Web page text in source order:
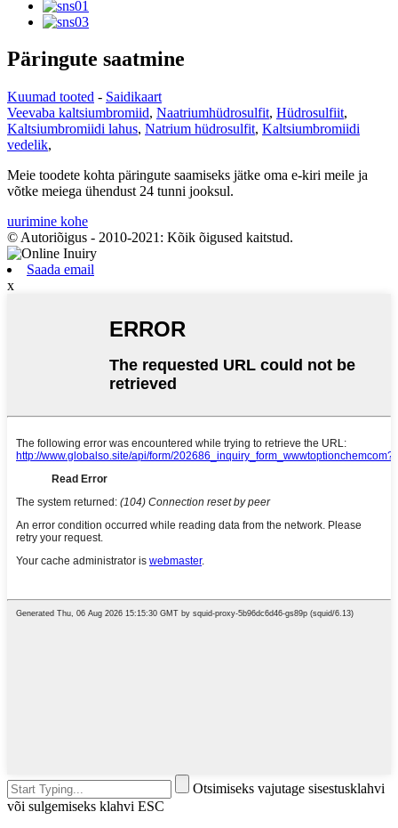
Päringute saatmine
Kuumad tooted - Saidikaart
Veevaba kaltsiumbromiid, Naatriumhüdrosulfit, Hüdrosulfiit,
Kaltsiumbromiidi lahus, Natrium hüdrosulfit, Kaltsiumbromiidi
vedelik,
Meie toodete kohta päringute saamiseks jätke oma e-kiri meile ja
võtke meiega ühendust 24 tunni jooksul.
uurimine kohe
© Autoriõigus - 2010-2021: Kõik õigused kaitstud.
Saada email
x
Otsimiseks vajutage sisestusklahvi
või sulgemiseks klahvi ESC